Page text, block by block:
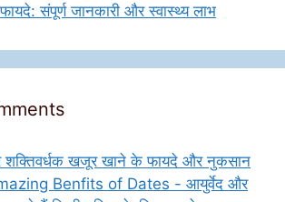
संपूर्ण जानकारी और स्वास्थ्य लाभ
शक्तिवर्धक खजूर खाने के फायदे और नुकसान
Benfits of Dates - आयुर्वेद और